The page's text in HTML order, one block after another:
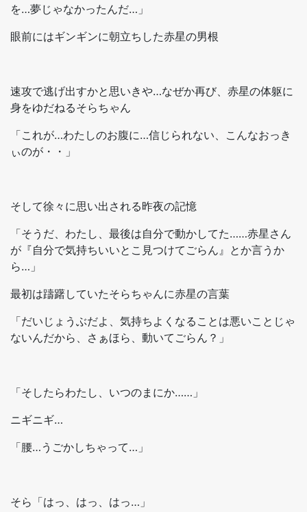
を…夢じゃなかったんだ…」
眼前にはギンギンに朝立ちした赤星の男根
速攻で逃げ出すかと思いきや…なぜか再び、赤星の体躯に
身をゆだねるそらちゃん
「これが…わたしのお腹に…信じられない、こんなおっき
ぃのが・・」
そして徐々に思い出される昨夜の記憶
「そうだ、わたし、最後は自分で動かしてた……赤星さん
が『自分で気持ちいいとこ見つけてごらん』とか言うか
ら…」
最初は躊躇していたそらちゃんに赤星の言葉
「だいじょうぶだよ、気持ちよくなることは悪いことじゃ
ないんだから、さぁほら、動いてごらん？」
「そしたらわたし、いつのまにか……」
ニギニギ…
「腰…うごかしちゃって…」
そら「はっ、はっ、はっ…」